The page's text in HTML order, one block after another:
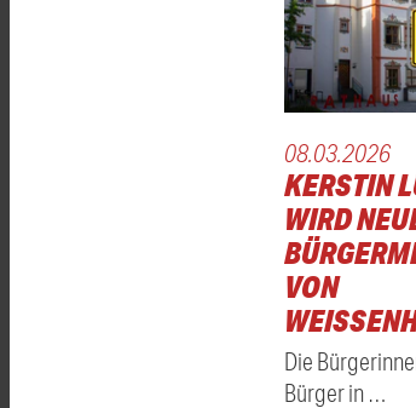
08.03.2026
KERSTIN
WIRD
VON
Die
Bürger in …